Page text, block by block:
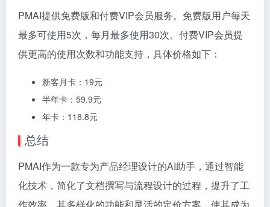
PMAI提供免费版和付费VIP会员服务。免费版用户每天
最多可使用5次，每月最多使用30次。付费VIP会员提
供更高的使用次数和功能支持，具体价格如下：
新客月卡：19元
半年卡：59.9元
年卡：118.8元
总结
PMAI作为一款专为产品经理设计的AI助手，通过智能
化技术，简化了文档撰写与流程设计的过程，提升了工